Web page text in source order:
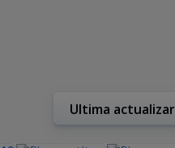
Ultima